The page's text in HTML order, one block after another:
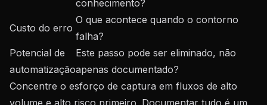
conhecimento?
Custo do erro
O que acontece quando o contorno
falha?
Potencial de
automatização
Este passo pode ser eliminado, não
apenas documentado?
Concentre o esforço de captura em fluxos de alto
volume e alto risco primeiro. Documentar tudo é um